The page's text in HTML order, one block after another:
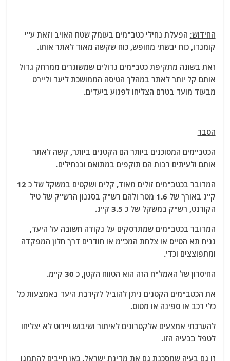
החידוש: הפעלת נחילי כטב"מים בעומק שטח האויב וזאת ע"י
קומנדו, כוח יבשתי מחופש, כוח שקשה מאוד לאתר אותו.
זאת בשונה מתקיפת כטב"מים גדולים שמשוגרים ממרחק גדול
אותם קל יותר לאתר במהלך הטיסה הממושכת ליעד וליירט
מבעוד מועד בטרם הצליחו לפגוע ביעדים.
הסבר
הכטב"מים המסוכנים ביותר הם הקטנים ביותר, קשה לאתר
אותם ולעיתים רבות הם תוקפים במתואם ובנחילים.
המדובר בכטב"מים זולים מאוד, קלים ושקטים במשקל של כ 12
ק"ג באורך של 1.6 מטר ולהם רש"ק בסגנון הרש"ק של טיל
הקורנט, רש"ק במשקל של כ 3.5 ק"ג.
המדובר בכטב"מים שמתרסקים על נקודה חשובה על היעד,
נניח תא הטייס או צלחת המכ"מ או חודרים דרך חלון המפקדה
ומתפוצצים וכד'.
החיסרון של האמל"ח הזה הוא הטווח הקטן, כ 30 ק"מ.
את הכטב"מים הקטנים ניתן להוביל לקירבת היעד באמצעות כל
כלי רכב או ספינה או מטוס.
להערכתי אמצעים אלקטרונים לאיתור ושיבוש ויירוט לא יצליחו
לטפל בבעיה הזו.
זו גם בעיה שמסכנת גם את מדינת ישראל, כאן חייבים להתמגן